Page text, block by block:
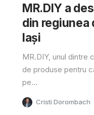
MR.DIY a
din regiunea
Iași
MR.DIY, unul dintre
de produse pentru
pe...
Cristi Dorombach